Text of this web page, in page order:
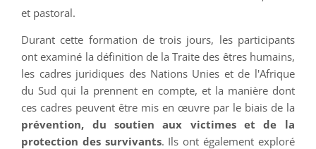
et pastoral.
Durant cette formation de trois jours, les participants
ont examiné la définition de la Traite des êtres humains,
les cadres juridiques des Nations Unies et de l'Afrique
du Sud qui la prennent en compte, et la manière dont
ces cadres peuvent être mis en œuvre par le biais de la
prévention, du soutien aux victimes et de la
protection des survivants. Ils ont également exploré